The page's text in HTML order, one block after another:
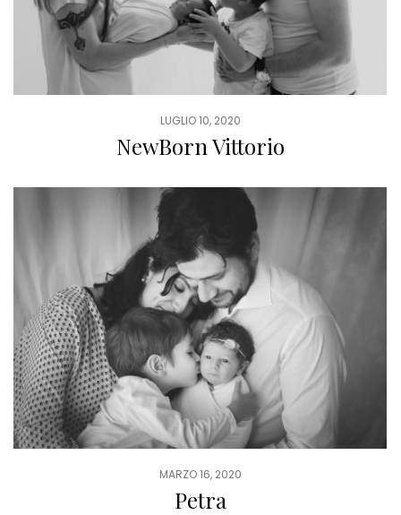
LUGLIO 10, 2020
NewBorn Vittorio
MARZO 16, 2020
Petra